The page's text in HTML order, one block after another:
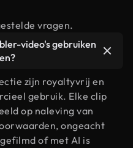
vragen.
video's gebruiken
zijn royaltyvrij en
gebruik. Elke clip
op naleving van
ongeacht
of met AI is